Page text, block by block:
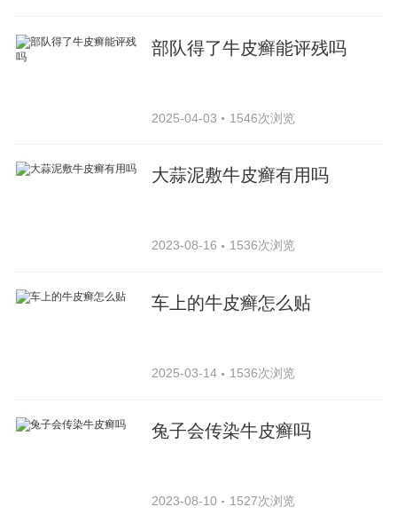
部队得了牛皮癣能评残吗
2025-04-03 1546次浏览
大蒜泥敷牛皮癣有用吗
2023-08-16 1536次浏览
车上的牛皮癣怎么贴
2025-03-14 1536次浏览
兔子会传染牛皮癣吗
2023-08-10 1527次浏览